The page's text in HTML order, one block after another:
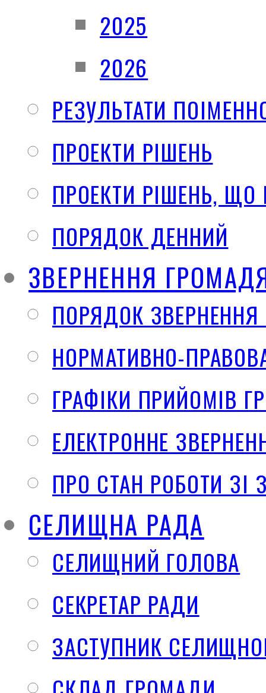
2025
2026
РЕЗУЛЬТАТИ
ПРОЕКТИ РІШЕНЬ
ПРОЕКТИ РІШЕНЬ,
ПОРЯДОК ДЕННИЙ
ЗВЕРНЕННЯ
ПОРЯДОК
НОРМАТИВНО-
ГРАФІКИ ПРИЙОМІВ
ЕЛЕКТРОННЕ
ПРО СТАН РОБОТИ
СЕЛИЩНА РАДА
СЕЛИЩНИЙ ГОЛОВА
СЕКРЕТАР РАДИ
ЗАСТУПНИК